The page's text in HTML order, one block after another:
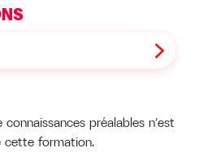
préalables n’est
cette formation.